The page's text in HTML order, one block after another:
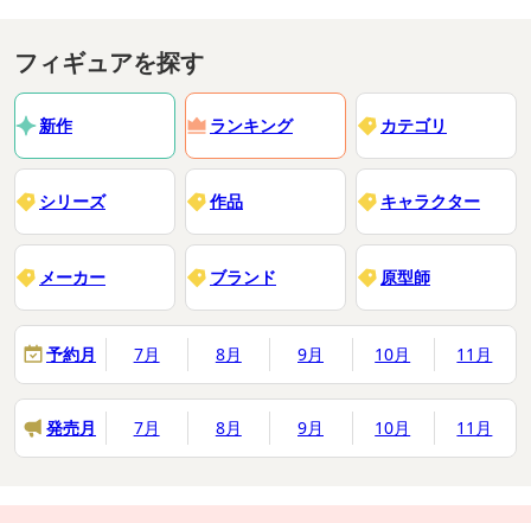
フィギュアを探す
新作 ランキング カテゴリ
シリーズ 作品 キャラクター
メーカー ブランド 原型師
予約月 7月 8月 9月 10月 11月
発売月 7月 8月 9月 10月 11月